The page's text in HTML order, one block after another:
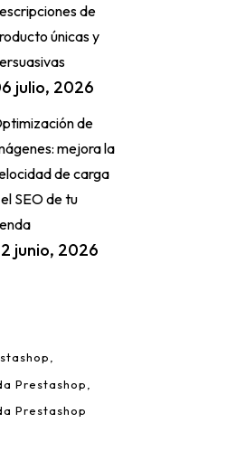
de
únicas y
julio, 2026
de
mejora la
de carga
SEO de tu
junio, 2026
Prestashop
Prestashop